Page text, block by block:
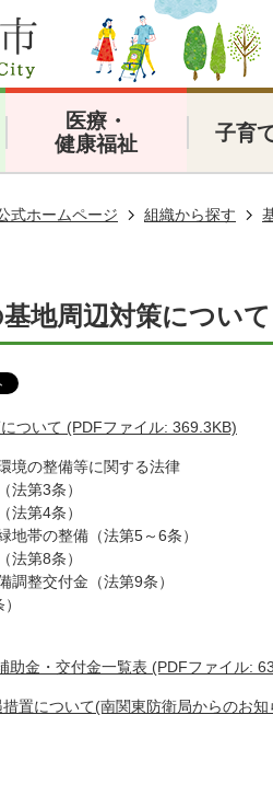
医療・
健康福祉
子育
式ホームページ 組織から探す
地周辺対策について
ついて (PDFファイル: 369.3KB)
境の整備等に関する法律
法第3条）
法第4条）
地帯の整備（法第5～6条）
法第8条）
調整交付金（法第9条）
助金・交付金一覧表 (PDFファイル:
置について(南関東防衛局からのお知